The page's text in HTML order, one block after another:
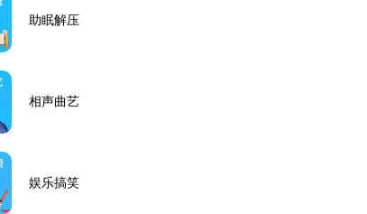
助眠解压
相声曲艺
娱乐搞笑